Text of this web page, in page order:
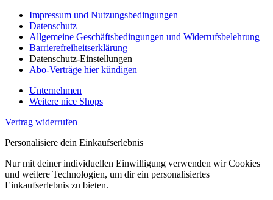
Impressum und Nutzungsbedingungen
Datenschutz
Allgemeine Geschäftsbedingungen und Widerrufsbelehrung
Barrierefreiheitserklärung
Datenschutz-Einstellungen
Abo-Verträge hier kündigen
Unternehmen
Weitere nice Shops
Vertrag widerrufen
Personalisiere dein Einkaufserlebnis
Nur mit deiner individuellen Einwilligung verwenden wir Cookies
und weitere Technologien, um dir ein personalisiertes
Einkaufserlebnis zu bieten.